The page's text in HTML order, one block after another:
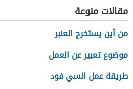
مقالات منوعة
من أين يستخرج العنبر
موضوع تعبير عن العمل
طريقة عمل السي فود